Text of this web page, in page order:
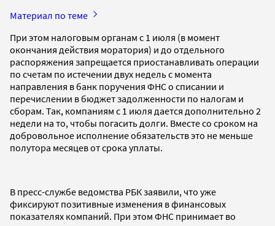
Материал по теме
При этом налоговым органам с 1 июля (в момент
окончания действия моратория) и до отдельного
распоряжения запрещается приостанавливать операции
по счетам по истечении двух недель с момента
направления в банк поручения ФНС о списании и
перечислении в бюджет задолженности по налогам и
сборам. Так, компаниям с 1 июля дается дополнительно 2
недели на то, чтобы погасить долги. Вместе со сроком на
добровольное исполнение обязательств это не меньше
полутора месяцев от срока уплаты.
В пресс-службе ведомства РБК заявили, что уже
фиксируют позитивные изменения в финансовых
показателях компаний. При этом ФНС принимает во